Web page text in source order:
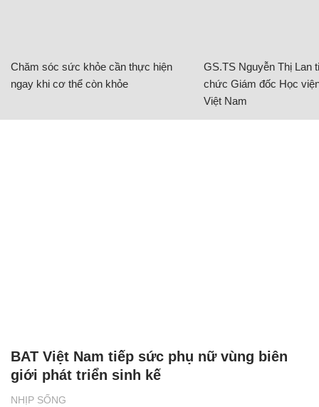
Chăm sóc sức khỏe cần thực hiện
ngay khi cơ thể còn khỏe
GS.TS Nguyễn Thị Lan
chức Giám đốc Học
Việt Nam
NHỊP SỐNG
BAT Việt Nam tiếp sức phụ nữ vùng biên
giới phát triển sinh kế